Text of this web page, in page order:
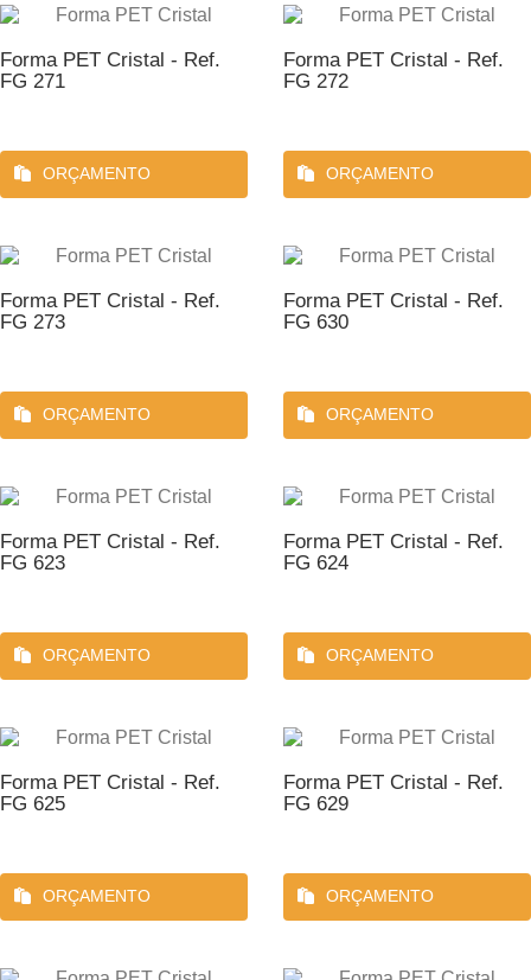
Forma PET Cristal - Ref.
FG 271
ORÇAMENTO
Forma PET Cristal - Ref.
FG 272
ORÇAMENTO
Forma PET Cristal - Ref.
FG 273
ORÇAMENTO
Forma PET Cristal - Ref.
FG 630
ORÇAMENTO
Forma PET Cristal - Ref.
FG 623
ORÇAMENTO
Forma PET Cristal - Ref.
FG 624
ORÇAMENTO
Forma PET Cristal - Ref.
FG 625
ORÇAMENTO
Forma PET Cristal - Ref.
FG 629
ORÇAMENTO